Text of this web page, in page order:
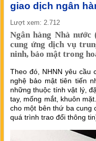
giao dịch ngân
Lượt xem: 2.712
Ngân hàng Nhà
cung ứng dịch vụ
ninh, bảo mật trong
Theo đó, NHNN yêu cầu
nghệ bảo mật tiên tiến
những thuộc tính vật lý,
tay, mống mắt, khuôn
cho một bên thứ ba cung
quá trình trao đổi thông